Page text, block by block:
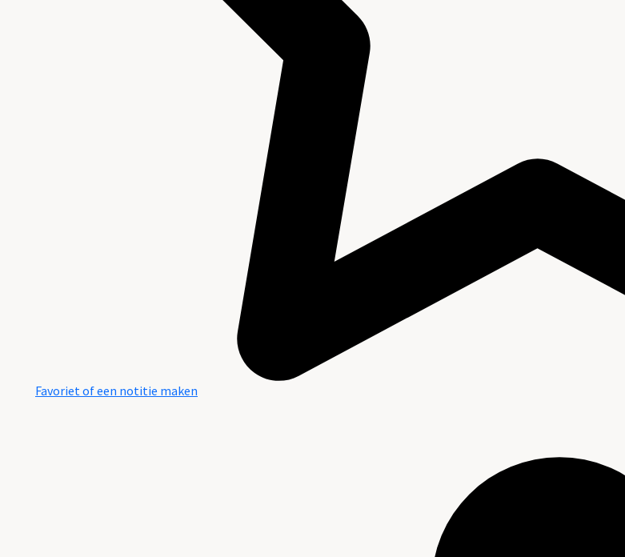
Favoriet of een notitie maken